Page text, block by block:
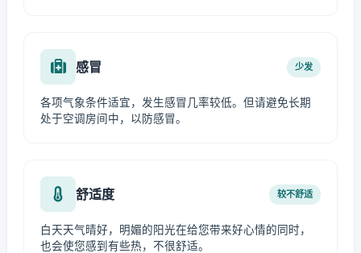
感冒 少发
各项气象条件适宜，发生感冒几率较低。但请避免长期
处于空调房间中，以防感冒。
舒适度 较不舒适
白天天气晴好，明媚的阳光在给您带来好心情的同时，
也会使您感到有些热，不很舒适。